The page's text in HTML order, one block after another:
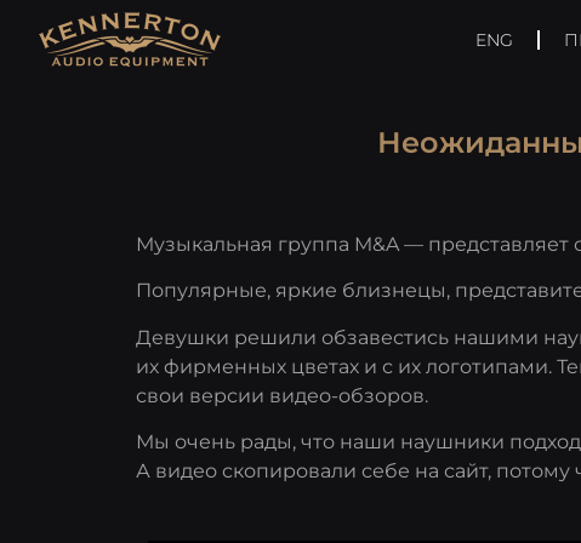
ENG
Музыкальная группа M&A —
Популярные, яркие близнецы,
Девушки решили обзавестись нашими
их фирменных цветах и с их логотипами.
свои версии видео-обзоров.
Мы очень рады, что наши наушники
А видео скопировали себе на сайт, потому